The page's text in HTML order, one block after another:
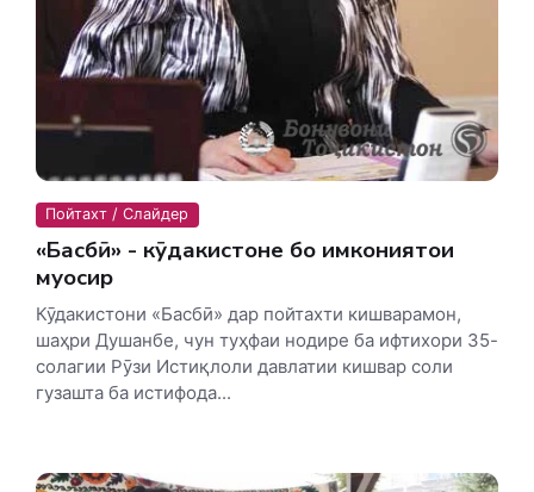
Пойтахт / Слайдер
«Басбӣ» - кӯдакистоне бо имкониятҳои
муосир
Кӯдакистони «Басбӣ» дар пойтахти кишварамон,
шаҳри Душанбе, чун туҳфаи нодире ба ифтихори 35-
солагии Рӯзи Истиқлоли давлатии кишвар соли
гузашта ба истифода...